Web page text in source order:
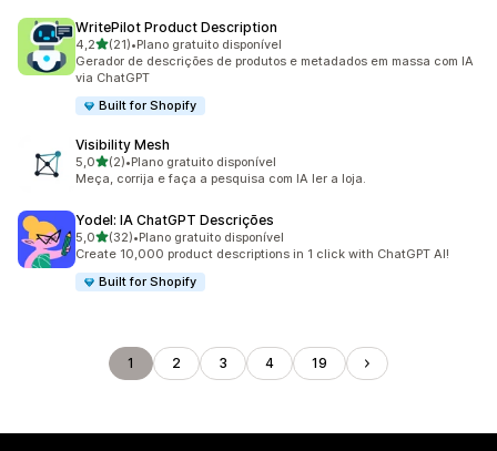
WritePilot Product Description
4,2de 5 estrelas
(21)
21 avaliações ao todo
•Plano gratuito disponível
Gerador de descrições de produtos e metadados em massa com IA
via ChatGPT
Built for Shopify
Visibility Mesh
5,0de 5 estrelas
(2)
2 avaliações ao todo
•Plano gratuito disponível
Meça, corrija e faça a pesquisa com IA ler a loja.
Yodel: IA ChatGPT Descrições
5,0de 5 estrelas
(32)
32 avaliações ao todo
•Plano gratuito disponível
Create 10,000 product descriptions in 1 click with ChatGPT AI!
Built for Shopify
1 2 3 4 19